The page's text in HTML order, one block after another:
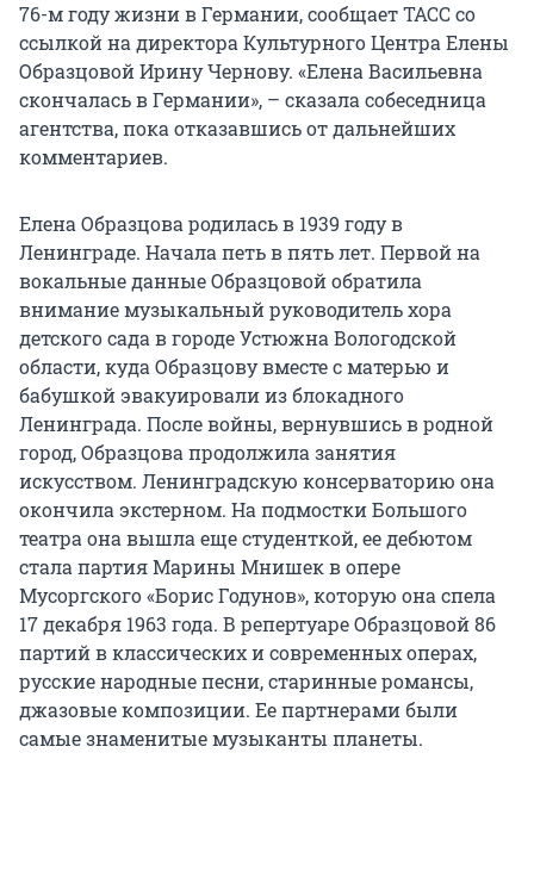
76-м году жизни в Германии, сообщает ТАСС со
ссылкой на директора Культурного Центра Елены
Образцовой Ирину Чернову. «Елена Васильевна
скончалась в Германии», – сказала собеседница
агентства, пока отказавшись от дальнейших
комментариев.
Елена Образцова родилась в 1939 году в
Ленинграде. Начала петь в пять лет. Первой на
вокальные данные Образцовой обратила
внимание музыкальный руководитель хора
детского сада в городе Устюжна Вологодской
области, куда Образцову вместе с матерью и
бабушкой эвакуировали из блокадного
Ленинграда. После войны, вернувшись в родной
город, Образцова продолжила занятия
искусством. Ленинградскую консерваторию она
окончила экстерном. На подмостки Большого
театра она вышла еще студенткой, ее дебютом
стала партия Марины Мнишек в опере
Мусоргского «Борис Годунов», которую она спела
17 декабря 1963 года. В репертуаре Образцовой 86
партий в классических и современных операх,
русские народные песни, старинные романсы,
джазовые композиции. Ее партнерами были
самые знаменитые музыканты планеты.